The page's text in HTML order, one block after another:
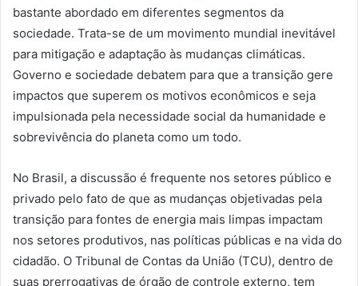
a
i
bastante abordado em diferentes segmentos da
sociedade. Trata-se de um movimento mundial inevitável
para mitigação e adaptação às mudanças climáticas.
Governo e sociedade debatem para que a transição gere
impactos que superem os motivos econômicos e seja
impulsionada pela necessidade social da humanidade e
sobrevivência do planeta como um todo.
No Brasil, a discussão é frequente nos setores público e
privado pelo fato de que as mudanças objetivadas pela
transição para fontes de energia mais limpas impactam
nos setores produtivos, nas políticas públicas e na vida do
cidadão. O Tribunal de Contas da União (TCU), dentro de
suas prerrogativas de órgão de controle externo, tem